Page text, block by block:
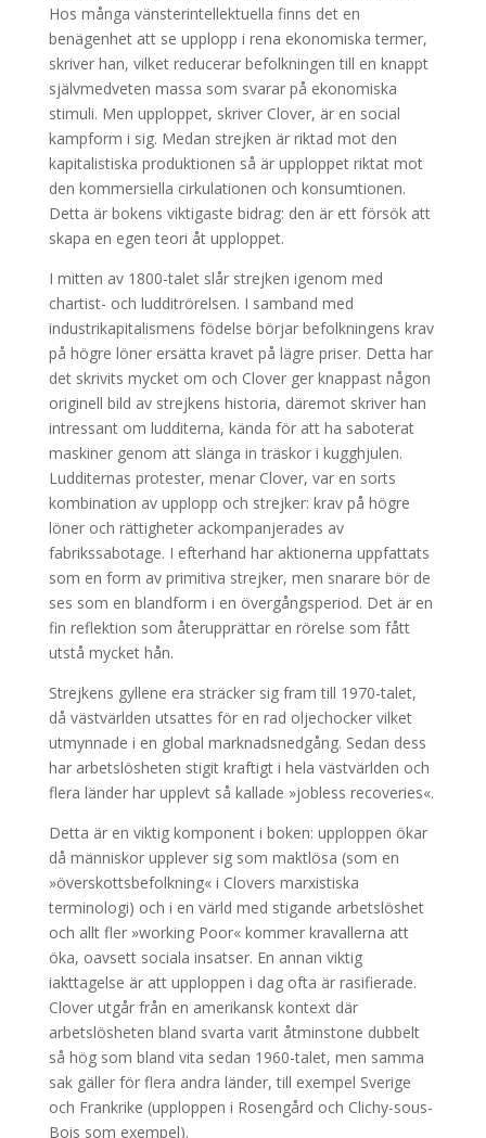
Hos många vänsterintellektuella finns det en
benägenhet att se upplopp i rena ekonomiska termer,
skriver han, vilket reducerar befolkningen till en knappt
självmedveten massa som svarar på ekonomiska
stimuli. Men upploppet, skriver Clover, är en social
kampform i sig. Medan strejken är riktad mot den
kapitalistiska produktionen så är upploppet riktat mot
den kommersiella cirkulationen och konsumtionen.
Detta är bokens viktigaste bidrag: den är ett försök att
skapa en egen teori åt upploppet.
I mitten av 1800-talet slår strejken igenom med
chartist- och ludditrörelsen. I samband med
industrikapitalismens födelse börjar befolkningens krav
på högre löner ersätta kravet på lägre priser. Detta har
det skrivits mycket om och Clover ger knappast någon
originell bild av strejkens historia, däremot skriver han
intressant om ludditerna, kända för att ha saboterat
maskiner genom att slänga in träskor i kugghjulen.
Ludditernas protester, menar Clover, var en sorts
kombination av upplopp och strejker: krav på högre
löner och rättigheter ackompanjerades av
fabrikssabotage. I efterhand har aktionerna uppfattats
som en form av primitiva strejker, men snarare bör de
ses som en blandform i en övergångsperiod. Det är en
fin reflektion som återupprättar en rörelse som fått
utstå mycket hån.
Strejkens gyllene era sträcker sig fram till 1970-talet,
då västvärlden utsattes för en rad oljechocker vilket
utmynnade i en global marknadsnedgång. Sedan dess
har arbetslösheten stigit kraftigt i hela västvärlden och
flera länder har upplevt så kallade »jobless recoveries«.
Detta är en viktig komponent i boken: upploppen ökar
då människor upplever sig som maktlösa (som en
»överskottsbefolkning« i Clovers marxistiska
terminologi) och i en värld med stigande arbetslöshet
och allt fler »working Poor« kommer kravallerna att
öka, oavsett sociala insatser. En annan viktig
iakttagelse är att upploppen i dag ofta är rasifierade.
Clover utgår från en amerikansk kontext där
arbetslösheten bland svarta varit åtminstone dubbelt
så hög som bland vita sedan 1960-talet, men samma
sak gäller för flera andra länder, till exempel Sverige
och Frankrike (upploppen i Rosengård och Clichy-sous-
Bois som exempel).